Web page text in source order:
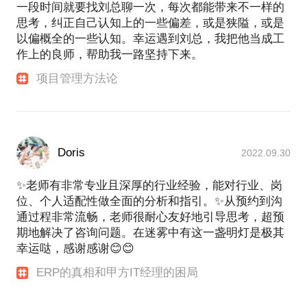
一段时间就要找刘总聊一次，每次都能带来不一样的
思考，纠正自己认知上的一些偏差，或是狭隘，或是
以偏概全的一些认知。幸运遇到刘总，我把他当成工
作上的良师，帮助我一路坚持下来。
项目管理方法论
Doris 2022.09.30
✨老师有非常专业且深厚的行业经验，能对行业、岗
位、个人适配性做全面的分析和指引。✨从预约到沟
通过程非常流畅，老师很耐心友好地引导思考，超预
期地解决了咨询问题。在迷雾中有这一盏明灯是极其
幸运哒，感谢感谢😊😊
ERP的真相和甲方IT经理的困局